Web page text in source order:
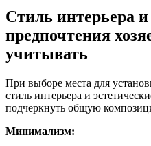
Стиль интерьера и
предпочтения
учитывать
При выборе места для
стиль интерьера и
подчеркнуть общую
Минимализм: